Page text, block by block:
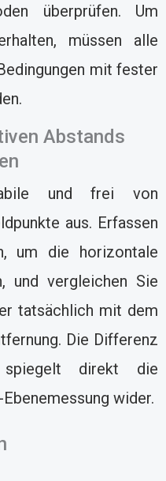
überprüfen. Um
müssen alle
mit fester
Abstands
und frei von
aus. Erfassen
um die horizontale
und vergleichen Sie
tatsächlich mit dem
Die Differenz
direkt die
wider.